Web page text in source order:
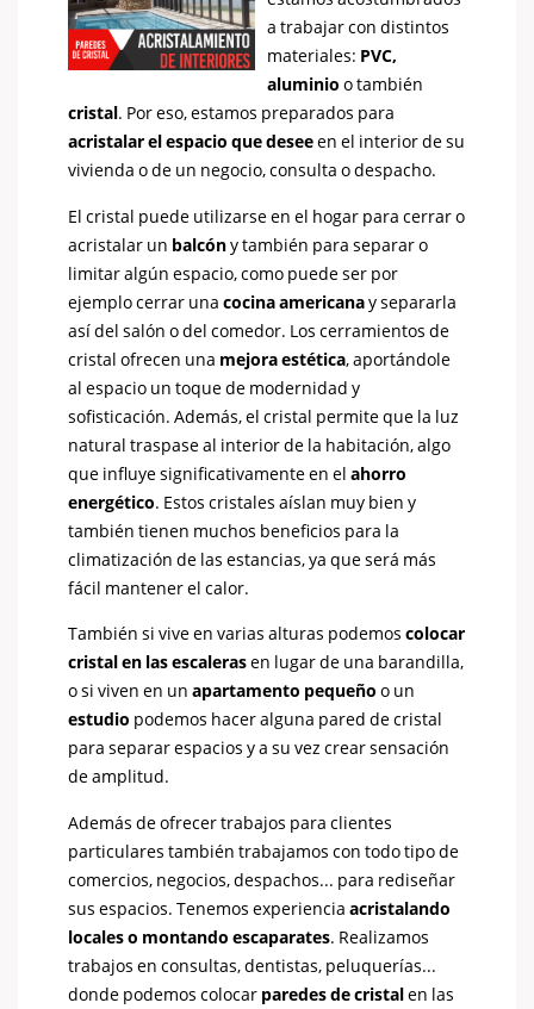
a trabajar con distintos
materiales: PVC,
aluminio o también
cristal. Por eso, estamos preparados para
acristalar el espacio que deseeen el interior de su
vivienda o de un negocio, consulta o despacho.
El cristal puede utilizarse en el hogar para cerrar o
acristalar un balcóny también para separar o
limitar algún espacio, como puede ser por
ejemplo cerrar unacocina americanay separarla
así del salón o del comedor. Los cerramientos de
cristal ofrecen una mejora estética, aportándole
al espacio un toque de modernidad y
sofisticación. Además, el cristal permite que la luz
natural traspase al interior de la habitación, algo
que influye significativamente en elahorro
energético. Estos cristales aíslan muy bien y
también tienen muchos beneficios para la
climatización de las estancias, ya que será más
fácil mantener el calor.
También si vive en varias alturas podemoscolocar
cristal en las escalerasen lugar de una barandilla,
o si viven en unapartamento pequeño o un
estudio podemos hacer alguna pared de cristal
para separar espacios y a su vez crear sensación
de amplitud.
Además de ofrecer trabajos para clientes
particulares también trabajamos con todo tipo de
comercios, negocios, despachos... para rediseñar
sus espacios. Tenemos experienciaacristalando
locales o montando escaparates. Realizamos
trabajos en consultas, dentistas, peluquerías...
donde podemos colocar paredes de cristalen las